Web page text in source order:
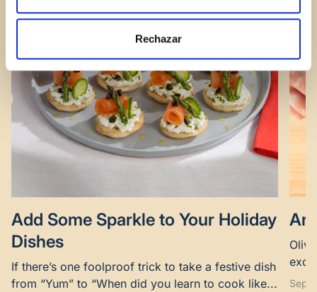
Rechazar
Add Some Sparkle to Your Holiday
Dishes
If there’s one foolproof trick to take a festive dish
from “Yum” to “When did you learn to cook like...